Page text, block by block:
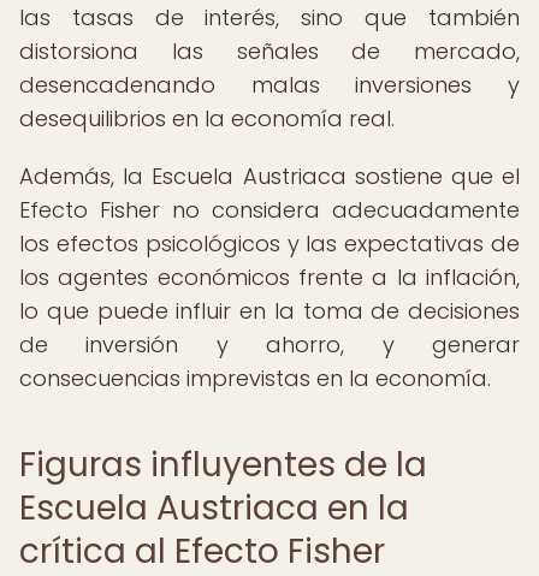
las tasas de interés, sino que también
distorsiona las señales de mercado,
desencadenando malas inversiones y
desequilibrios en la economía real.
Además, la Escuela Austriaca sostiene que el
Efecto Fisher no considera adecuadamente
los efectos psicológicos y las expectativas de
los agentes económicos frente a la inflación,
lo que puede influir en la toma de decisiones
de inversión y ahorro, y generar
consecuencias imprevistas en la economía.
Figuras influyentes de la
Escuela Austriaca en la
crítica al Efecto Fisher